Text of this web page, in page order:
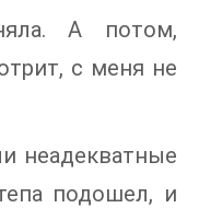
А потом,
с меня не
неадекватные
подошел, и